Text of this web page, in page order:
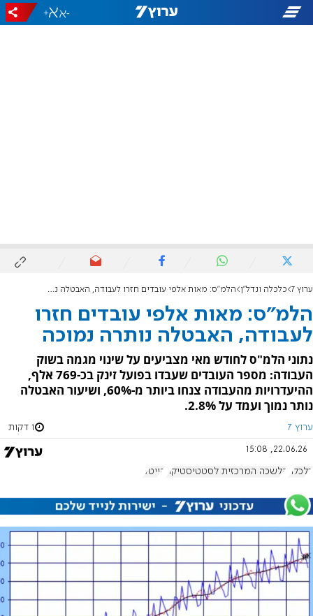
-
+
ערוץ 7 כלכלה ונדל"ן הלמ"ס: מאות אלפי עובדים חזרו לעבודה, האבטלה נותרה נמוכה
הלמ"ס: מאות אלפי עובדים חזרו
לעבודה, האבטלה נותרה נמוכה
נתוני הלמ"ס לחודש מאי מצביעים על שינוי מגמה בשוק
העבודה: מספר העובדים שעבדו בפועל זינק בכ-769 אלף,
ההיעדרויות מהעבודה צנחו ביותר מ-60%, ושיעור האבטלה
נותר נמוך ועמד על 2.8%.
ערוץ 7 1 דקות
22.06.26, 15:08
כלכלה הלשכה המרכזית לסטטיסטיקה הייטק